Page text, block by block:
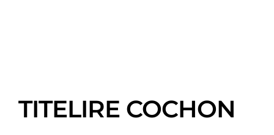
TITELIRE COCHON